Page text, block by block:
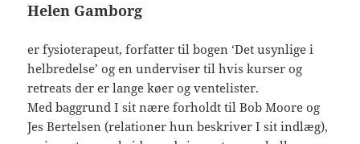
Helen Gamborg
er fysioterapeut, forfatter til bogen ‘Det usynlige i
helbredelse’ og en underviser til hvis kurser og
retreats der er lange køer og ventelister.
Med baggrund I sit nære forholdt til Bob Moore og
Jes Bertelsen (relationer hun beskriver I sit indlæg),